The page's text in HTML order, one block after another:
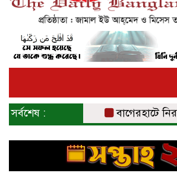
সর্বশেষ : বাগেরহাটে